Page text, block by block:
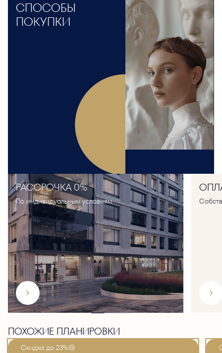
СПОСОБЫ
ПОКУПКИ
РАССРОЧКА 0%
По индивидуальным условиям
ПОХОЖИЕ ПЛАНИРОВКИ
Скидка до 23%